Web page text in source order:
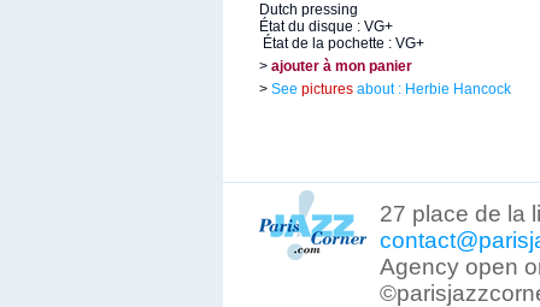
Dutch pressing
État du disque : VG+
État de la pochette : VG+
> ajouter à mon panier
> See pictures about : Herbie Hancock
27 place de la
Agency open